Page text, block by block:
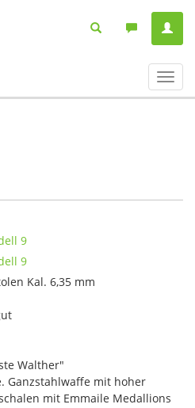
ein-/
Kal. 6,35 mm
Walther"
Ganzstahlwaffe mit hoher
mit Emmaile Medallions